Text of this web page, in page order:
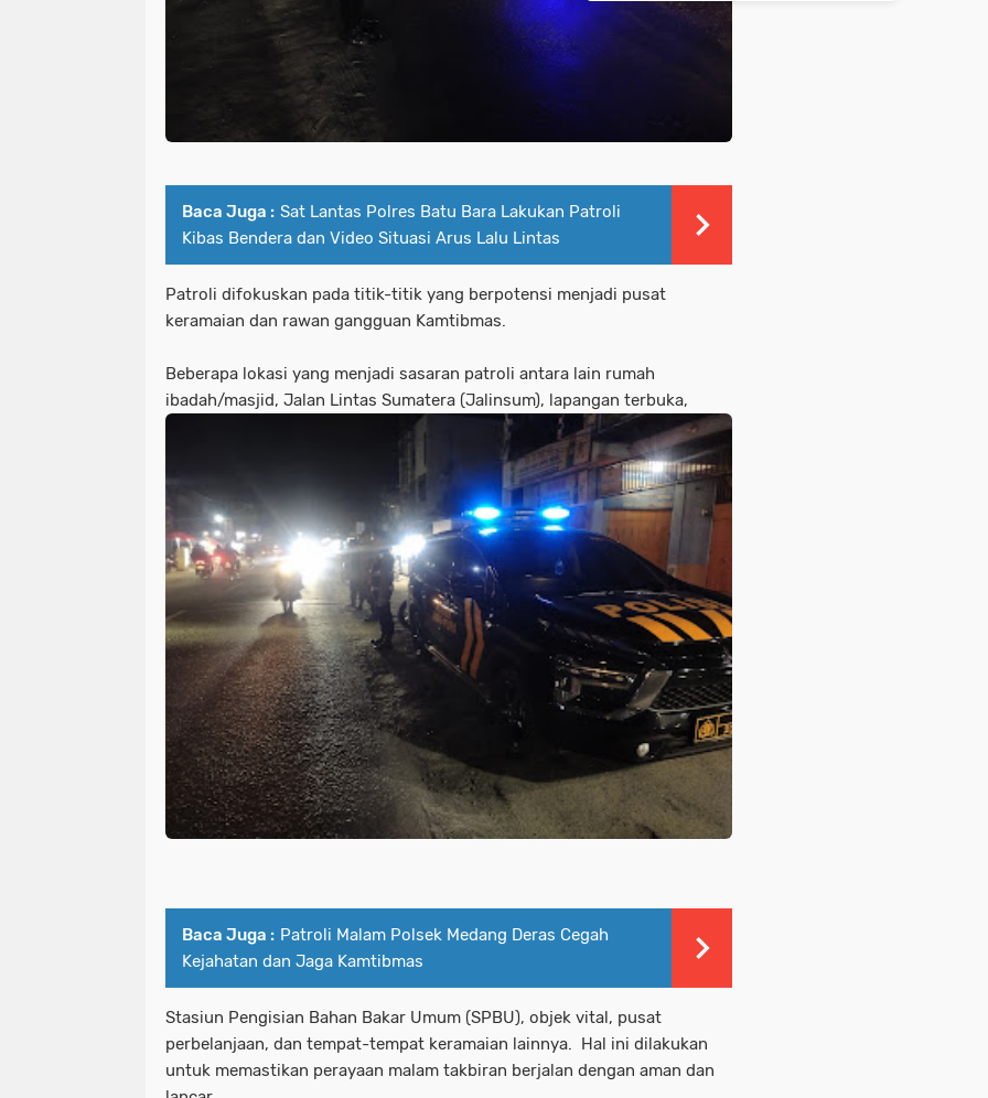
Baca Juga : Sat Lantas Polres Batu Bara Lakukan Patroli
Kibas Bendera dan Video Situasi Arus Lalu Lintas
Patroli difokuskan pada titik-titik yang berpotensi menjadi pusat
keramaian dan rawan gangguan Kamtibmas.
Beberapa lokasi yang menjadi sasaran patroli antara lain rumah
ibadah/masjid, Jalan Lintas Sumatera (Jalinsum), lapangan terbuka,
Baca Juga : Patroli Malam Polsek Medang Deras Cegah
Kejahatan dan Jaga Kamtibmas
Stasiun Pengisian Bahan Bakar Umum (SPBU), objek vital, pusat
perbelanjaan, dan tempat-tempat keramaian lainnya. Hal ini dilakukan
untuk memastikan perayaan malam takbiran berjalan dengan aman dan